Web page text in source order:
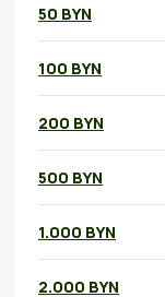
50 BYN
100 BYN
200 BYN
500 BYN
1.000 BYN
2.000 BYN